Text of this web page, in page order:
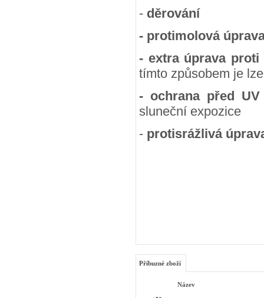
- děrování
- protimolová
- extra úprava
tímto způsobem je
- ochrana před
sluneční expozice
- protisrážlivá
Příbuzné zboží
Název